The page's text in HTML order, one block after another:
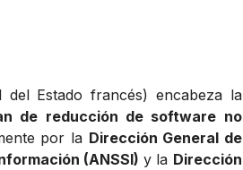
Estado francés) encabeza la
de reducción de software no
por la Dirección General de
(ANSSI) y la Dirección